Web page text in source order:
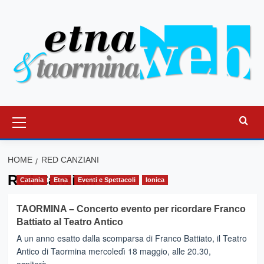
principale
HOME RED CANZIANI
Red Canziani
Catania Etna Eventi e Spettacoli Ionica
TAORMINA – Concerto evento per ricordare Franco
Battiato al Teatro Antico
A un anno esatto dalla scomparsa di Franco Battiato, il Teatro
Antico di Taormina mercoledì 18 maggio, alle 20.30,